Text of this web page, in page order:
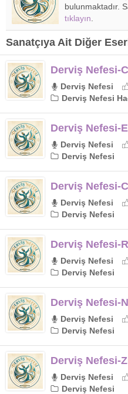
bulunmaktadır.
tıklayın
Sanatçıya Ait Diğer
Derviş Nefesi-
Derviş Nefesi
Derviş Nefesi
Derviş Nefesi-
Derviş Nefesi
Derviş Nefesi
Derviş Nefesi-
Derviş Nefesi
Derviş Nefesi
Derviş Nefesi-
Derviş Nefesi
Derviş Nefesi
Derviş Nefesi-
Derviş Nefesi
Derviş Nefesi
Derviş Nefesi-
Derviş Nefesi
Derviş Nefesi